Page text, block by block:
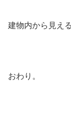
建物内から見え
おわり。